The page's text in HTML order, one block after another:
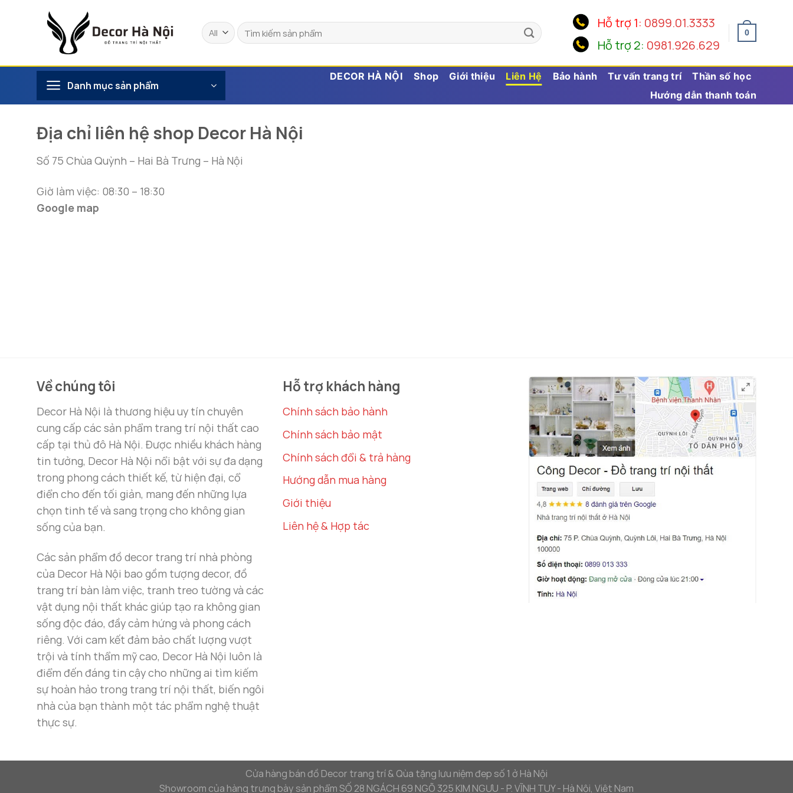
Tìm
kiếm:
Hỗ trợ 1: 0899.01.3333
Hỗ trợ 2: 0981.926.629
0
Danh mục sản phẩm
DECOR HÀ NỘI Shop Giới thiệu Liên Hệ Bảo hành Tư vấn trang trí
Thần số học
Hướng dẫn thanh toán
Địa chỉ liên hệ shop Decor Hà Nội
Số 75 Chùa Quỳnh – Hai Bà Trưng – Hà Nội
Giờ làm việc: 08:30 – 18:30
Google map
Về chúng tôi
Decor Hà Nội là thương hiệu uy tín chuyên
cung cấp các sản phẩm trang trí nội thất cao
cấp tại thủ đô Hà Nội. Được nhiều khách hàng
tin tưởng, Decor Hà Nội nổi bật với sự đa dạng
trong phong cách thiết kế, từ hiện đại, cổ
điển cho đến tối giản, mang đến những lựa
chọn tinh tế và sang trọng cho không gian
sống của bạn.
Các sản phẩm đồ decor trang trí nhà phòng
của Decor Hà Nội bao gồm tượng decor, đồ
trang trí bàn làm việc, tranh treo tường và các
vật dụng nội thất khác giúp tạo ra không gian
sống độc đáo, đầy cảm hứng và phong cách
riêng. Với cam kết đảm bảo chất lượng vượt
trội và tính thẩm mỹ cao, Decor Hà Nội luôn là
điểm đến đáng tin cậy cho những ai tìm kiếm
sự hoàn hảo trong trang trí nội thất, biến ngôi
nhà của bạn thành một tác phẩm nghệ thuật
thực sự.
Hỗ trợ khách hàng
Chính sách bảo hành
Chính sách bảo mật
Chính sách đổi & trả hàng
Hướng dẫn mua hàng
Giới thiệu
Liên hệ & Hợp tác
Cửa hàng bán đồ Decor trang trí & Qùa tặng lưu niệm đep số 1 ở Hà Nội
Showroom của hàng trưng bày sản phẩm SỐ 28 NGÁCH 69 NGÕ 325 KIM NGƯU - P. VĨNH TUY - Hà Nội, Việt Nam